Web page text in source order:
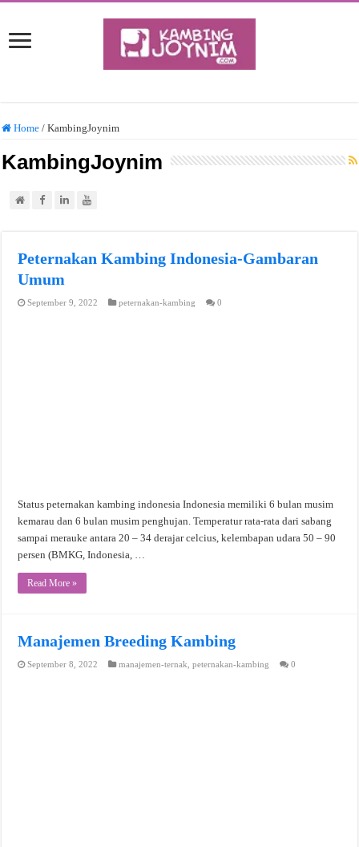
Home / KambingJoynim
KambingJoynim
Peternakan Kambing Indonesia-Gambaran
Umum
September 9, 2022 peternakan-kambing 0
Status peternakan kambing indonesia Indonesia memiliki 6 bulan musim
kemarau dan 6 bulan musim penghujan. Temperatur rata-rata dari sabang
sampai merauke antara 20 – 34 derajar celcius, kelembapan udara 50 – 90
persen (BMKG, Indonesia, …
Read More »
Manajemen Breeding Kambing
September 8, 2022 manajemen-ternak ,peternakan-kambing 0